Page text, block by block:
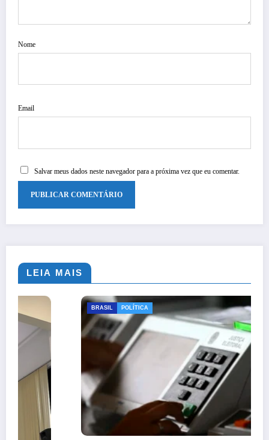
Nome
Email
Salvar meus dados neste navegador para a próxima vez que eu comentar.
LEIA MAIS